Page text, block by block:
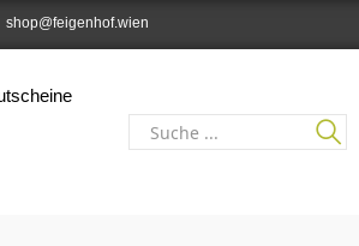
shop@feigenhof.wien